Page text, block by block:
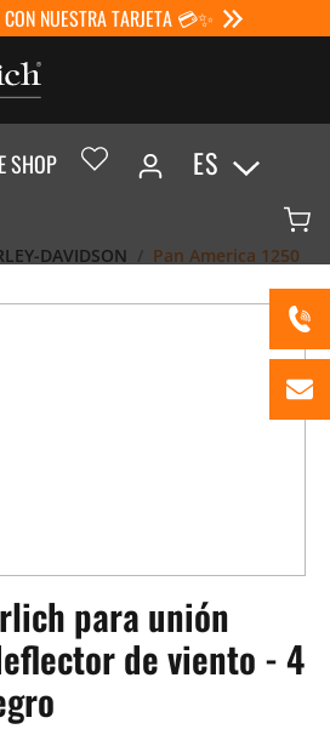
NUESTRA TARJETA 💳✨
SHOP ES
DAVIDSON Pan America 1250
para unión
de viento - 4